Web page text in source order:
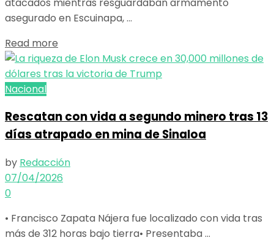
asegurado en Escuinapa, ...
Read more
Nacional
Rescatan con vida a segundo minero tras 13
días atrapado en mina de Sinaloa
by Redacción
07/04/2026
0
• Francisco Zapata Nájera fue localizado con vida tras
más de 312 horas bajo tierra• Presentaba ...